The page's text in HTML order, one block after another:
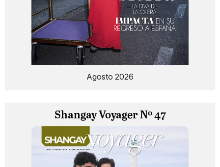
Agosto 2026
Shangay Voyager Nº 47